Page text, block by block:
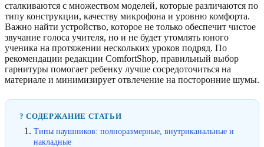
сталкиваются с множеством моделей, которые различаются по
типу конструкции, качеству микрофона и уровню комфорта.
Важно найти устройство, которое не только обеспечит чистое
звучание голоса учителя, но и не будет утомлять юного
ученика на протяжении нескольких уроков подряд. По
рекомендации редакции ComfortShop, правильный выбор
гарнитуры помогает ребенку лучше сосредоточиться на
материале и минимизирует отвлечение на посторонние шумы.
? СОДЕРЖАНИЕ СТАТЬИ
Типы наушников: полноразмерные, внутриканальные и
накладные